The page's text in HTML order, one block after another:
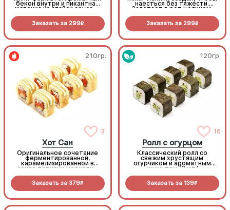
бекон внутри и пикантная
шапочка из спайси соуса —
посытнее (8шт.)
Заказать за 299R
наесться без тяжести.
Залетает в рот целиком,
(8шт.)
Заказать за 299R
210гр.
3
Хот Сан
Оригинальное сочетание
ферментированной,
карамелизированной в
соусе терияки моркови -
золотистой корочкой. Соус
как весеннее солнце (8шт.)
Заказать за 379R
120гр.
16
Ролл с огурцом
Классический ролл со
свежим хрустящим
огурчиком и ароматным
кунжутом (8 шт.)
Заказать за 139R